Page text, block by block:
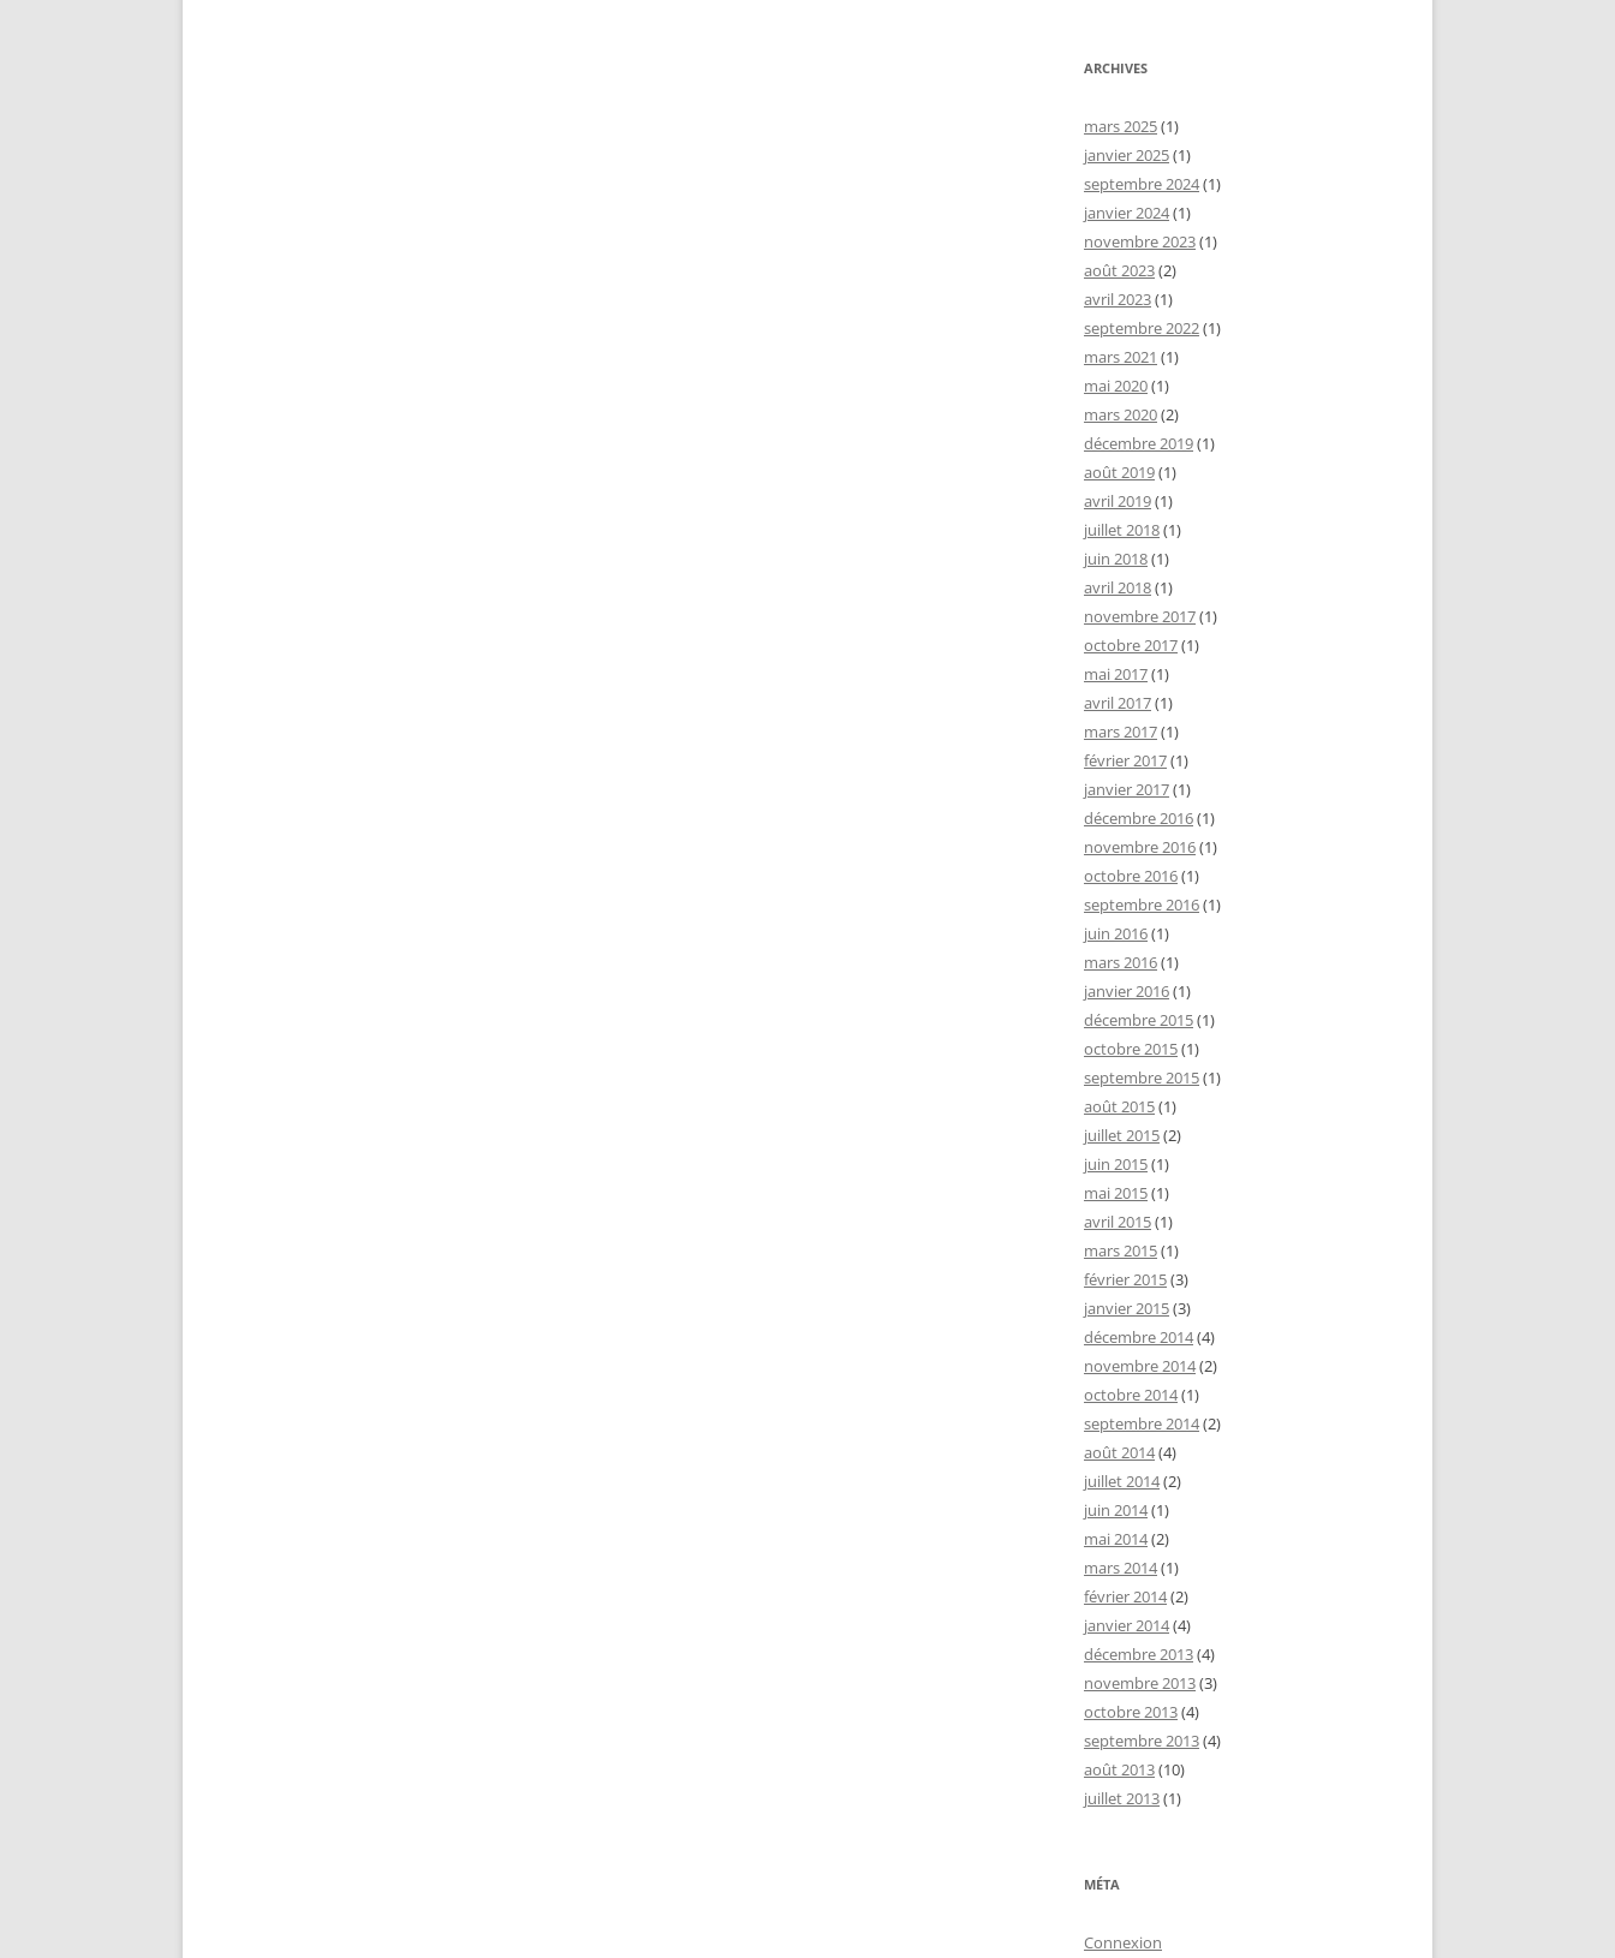
ARCHIVES
mars 2025(1)
janvier 2025(1)
septembre 2024(1)
janvier 2024(1)
novembre 2023(1)
août 2023(2)
avril 2023(1)
septembre 2022(1)
mars 2021 (1)
mai 2020(1)
mars 2020(2)
décembre 2019(1)
août 2019(1)
avril 2019(1)
juillet 2018(1)
juin 2018(1)
avril 2018(1)
novembre 2017(1)
octobre 2017(1)
mai 2017(1)
avril 2017(1)
mars 2017(1)
février 2017(1)
janvier 2017(1)
décembre 2016(1)
novembre 2016(1)
octobre 2016(1)
septembre 2016(1)
juin 2016(1)
mars 2016(1)
janvier 2016(1)
décembre 2015(1)
octobre 2015(1)
septembre 2015(1)
août 2015(1)
juillet 2015(2)
juin 2015(1)
mai 2015(1)
avril 2015(1)
mars 2015(1)
février 2015(3)
janvier 2015(3)
décembre 2014(4)
novembre 2014(2)
octobre 2014(1)
septembre 2014(2)
août 2014(4)
juillet 2014(2)
juin 2014(1)
mai 2014(2)
mars 2014(1)
février 2014(2)
janvier 2014(4)
décembre 2013(4)
novembre 2013(3)
octobre 2013(4)
septembre 2013(4)
août 2013(10)
juillet 2013(1)
MÉTA
Connexion